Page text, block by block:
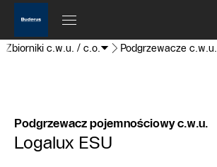
Zbiorniki c.w.u. / c.o. Podgrzewacze c.w.u.
Podgrzewacz pojemnościowy c.w.u.
Logalux ESU